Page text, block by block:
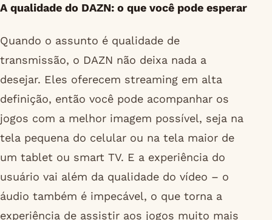
A qualidade do DAZN: o que você pode esperar
Quando o assunto é qualidade de
transmissão, o DAZN não deixa nada a
desejar. Eles oferecem streaming em alta
definição, então você pode acompanhar os
jogos com a melhor imagem possível, seja na
tela pequena do celular ou na tela maior de
um tablet ou smart TV. E a experiência do
usuário vai além da qualidade do vídeo – o
áudio também é impecável, o que torna a
experiência de assistir aos jogos muito mais